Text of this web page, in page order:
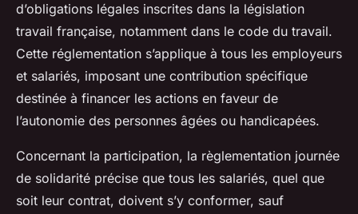
d’obligations légales inscrites dans la législation
travail française, notamment dans le code du travail.
Cette réglementation s’applique à tous les employeurs
et salariés, imposant une contribution spécifique
destinée à financer les actions en faveur de
l’autonomie des personnes âgées ou handicapées.
Concernant la participation, la règlementation journée
de solidarité précise que tous les salariés, quel que
soit leur contrat, doivent s’y conformer, sauf